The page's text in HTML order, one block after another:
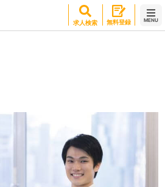
求人検索 無料登録 MENU